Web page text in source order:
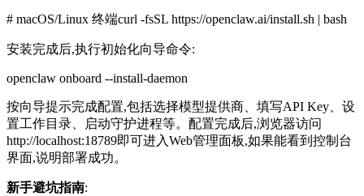
# macOS/Linux 终端curl -fsSL https://openclaw.ai/install.sh | bash
安装完成后,执行初始化向导命令:
openclaw onboard --install-daemon
按向导提示完成配置,包括选择模型提供商、填写API Key、设
置工作目录、启动守护进程等。配置完成后,浏览器访问
http://localhost:18789即可进入Web管理面板,如果能看到控制台
界面,说明部署成功。
新手避坑指南: